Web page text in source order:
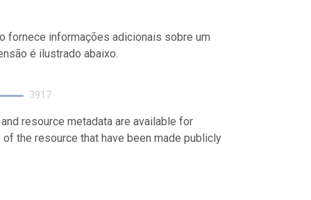
fornece informações adicionais sobre um
é ilustrado abaixo.
3917
resource metadata are available for
the resource that have been made publicly